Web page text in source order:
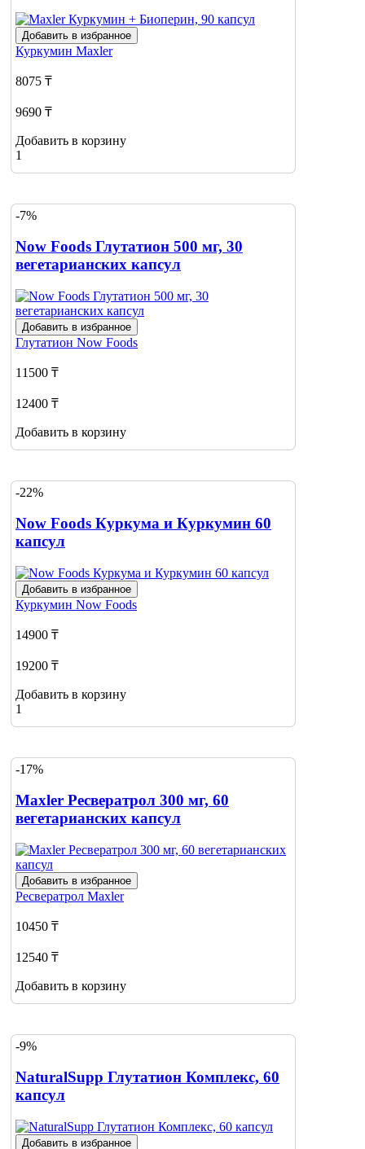
Добавить в избранное
Куркумин Maxler
8075 ₸
9690 ₸
Добавить в корзину
1
-7%
Now Foods Глутатион 500 мг, 30
вегетарианских капсул
Добавить в избранное
Глутатион Now Foods
11500 ₸
12400 ₸
Добавить в корзину
-22%
Now Foods Куркума и Куркумин 60
капсул
Добавить в избранное
Куркумин Now Foods
14900 ₸
19200 ₸
Добавить в корзину
1
-17%
Maxler Ресвератрол 300 мг, 60
вегетарианских капсул
Добавить в избранное
Ресвератрол Maxler
10450 ₸
12540 ₸
Добавить в корзину
-9%
NaturalSupp Глутатион Комплекс, 60
капсул
Добавить в избранное